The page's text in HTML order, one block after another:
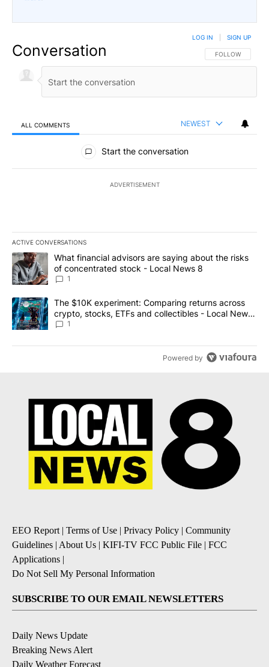
Conversation FOLLOW THIS
FOLLOW
LOG IN SIGN UP
ALL COMMENTS NEWEST
All Comments
Start the conversation
ADVERTISEMENT
ACTIVE CONVERSATIONS
The following is a list of the most commented articles in the last
A trending article titled "What financial advisors are saying
What financial advisors are saying about the risks
of concentrated stock - Local News 8
1
A trending article titled "The $10K experiment: Comparing
The $10K experiment: Comparing returns across
crypto, stocks, ETFs and collectibles - Local News
8
1
Powered by
EEO Report | Terms of Use | Privacy Policy | Community
Guidelines | About Us | KIFI-TV FCC Public File | FCC
Applications |
Do Not Sell My Personal Information
SUBSCRIBE TO OUR EMAIL NEWSLETTERS
Daily News Update
Breaking News Alert
Daily Weather Forecast